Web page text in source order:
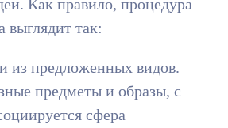
Как правило, процедура
выглядит так:
из предложенных видов.
предметы и образы, с
сфера